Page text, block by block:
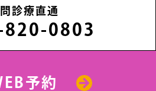
診療直通
820-0803
予約